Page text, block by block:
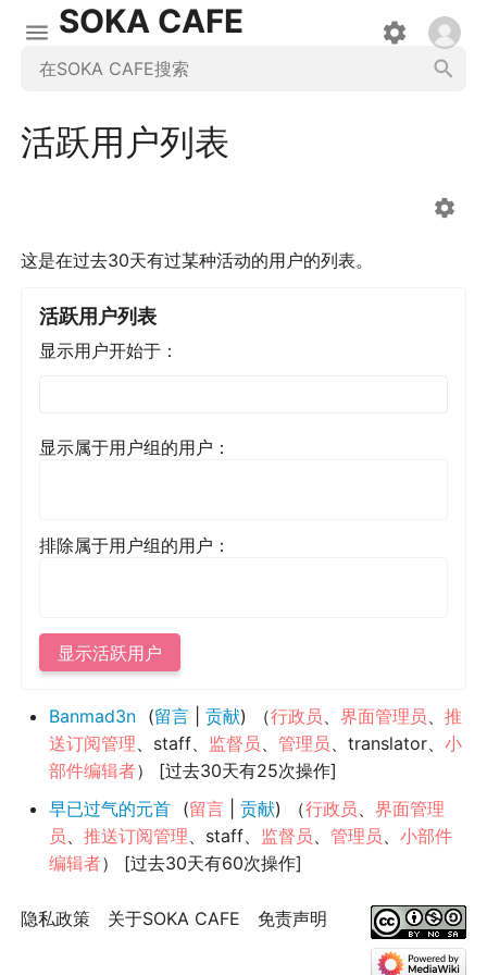
SOKA CAFE
活跃用户列表
这是在过去30天有过某种活动的用户的列表。
活跃用户列表
显示用户开始于：
显示属于用户组的用户：
排除属于用户组的用户：
显示活跃用户
Banmad3n 留言 贡献 ‏‎（行政员 、​ 界面管理员 、​ 推
送订阅管理、​staff、​ 监督员 、​ 管理员 、​translator、​ 小
部件编辑者） [过去30天有25次操作]
早已过气的元首
留言 贡献 ‏‎（行政员 、​ 界面管理
员 、​ 推送订阅管理、​staff、​ 监督员 、​ 管理员 、​ 小部件
编辑者） [过去30天有60次操作]
隐私政策 关于SOKA CAFE 免责声明